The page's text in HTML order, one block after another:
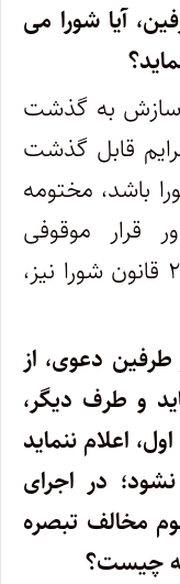
آیا شورا می
سازش به گذشت
قابل گذشت
باشد، مختومه
قرار موقوفی
تعقیب، بلااشکال است. ماده ۲۵ قانون شورا نیز،
دعوی، از
و طرف دیگر،
اعلام ننماید
در اجرای
و مفهوم مخالف تبصره
چیست؟